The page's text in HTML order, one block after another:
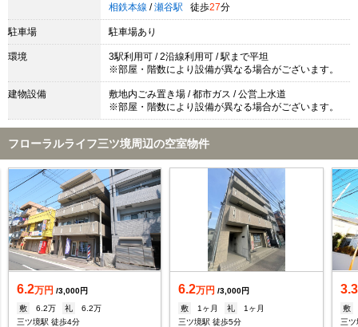
相鉄本線 / 瀬谷駅 徒歩27分
駐車場 駐車場あり
環境
3駅利用可 / 2沿線利用可 / 駅まで平坦
※部屋・階数により設備が異なる場合がございます。
建物設備
敷地内ごみ置き場 / 都市ガス / 公営上水道
※部屋・階数により設備が異なる場合がございます。
フローラルライフ三ツ境周辺の空室物件
6.2万円 /3,000円
敷
6.2万 礼
6.2万
三ツ境駅 徒歩4分
6.2万円 /3,000円
敷
1ヶ月 礼
1ヶ月
三ツ境駅 徒歩5分
3.3
敷
三